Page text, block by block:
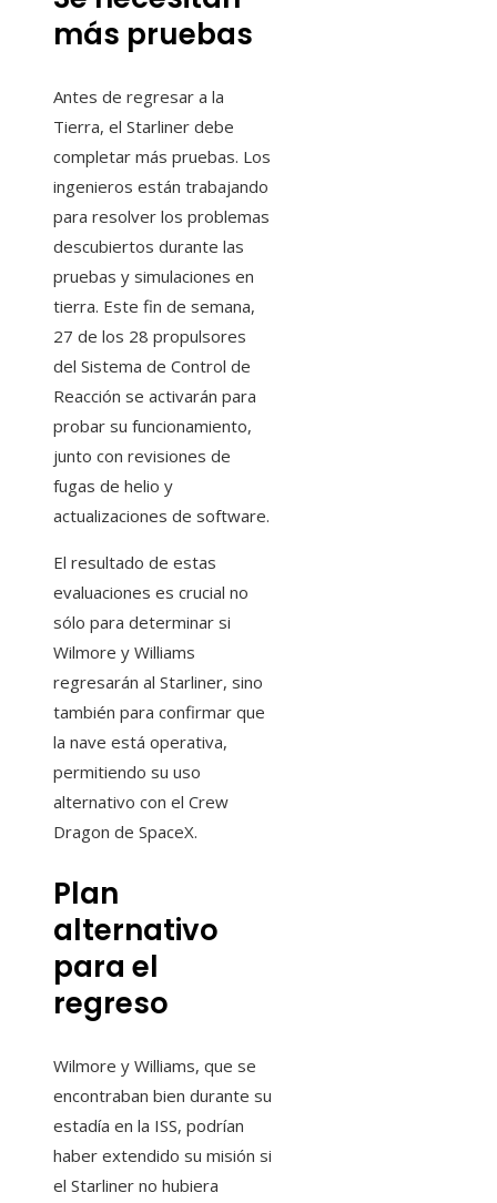
más pruebas
Antes de regresar a la
Tierra, el Starliner debe
completar más pruebas. Los
ingenieros están trabajando
para resolver los problemas
descubiertos durante las
pruebas y simulaciones en
tierra. Este fin de semana,
27 de los 28 propulsores
del Sistema de Control de
Reacción se activarán para
probar su funcionamiento,
junto con revisiones de
fugas de helio y
actualizaciones de software.
El resultado de estas
evaluaciones es crucial no
sólo para determinar si
Wilmore y Williams
regresarán al Starliner, sino
también para confirmar que
la nave está operativa,
permitiendo su uso
alternativo con el Crew
Dragon de SpaceX.
Plan
alternativo
para el
regreso
Wilmore y Williams, que se
encontraban bien durante su
estadía en la ISS, podrían
haber extendido su misión si
el Starliner no hubiera